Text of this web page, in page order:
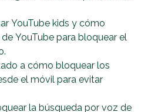
YouTube kids y cómo
YouTube para bloquear el
a cómo bloquear los
el móvil para evitar
la búsqueda por voz de